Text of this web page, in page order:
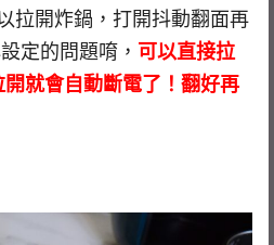
拉開炸鍋，打開抖動翻面再
定的問題唷， 可以直接拉
就會自動斷電了！翻好再